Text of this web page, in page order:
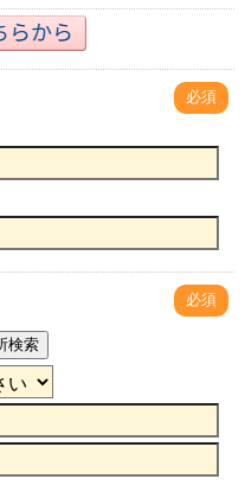
必須
必須
検索